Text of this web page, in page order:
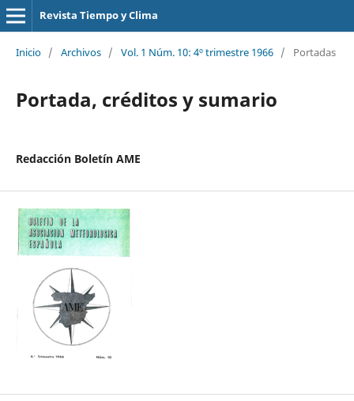
Revista Tiempo y Clima
Inicio / Archivos / Vol. 1 Núm. 10: 4º trimestre 1966 / Portadas
Portada, créditos y sumario
Redacción Boletín AME